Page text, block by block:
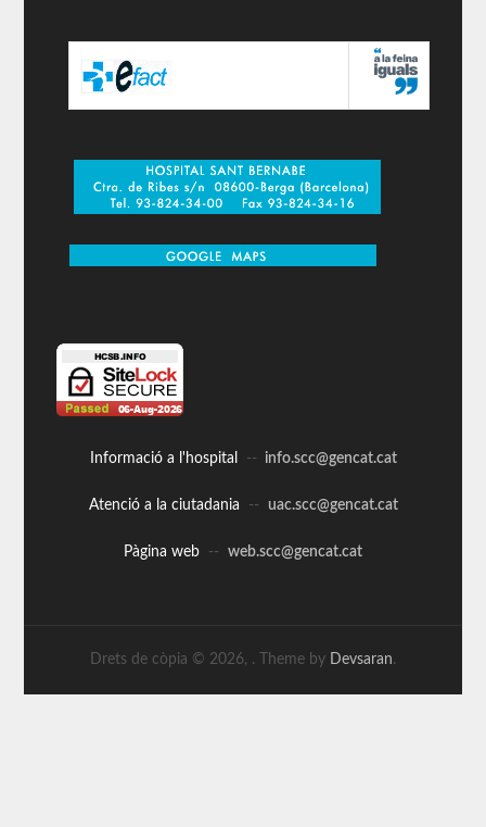
Informació a l'hospital -- info.scc@gencat.cat
Atenció a la ciutadania -- uac.scc@gencat.cat
Pàgina web -- web.scc@gencat.cat
Drets de còpia © 2026, . Theme by Devsaran.